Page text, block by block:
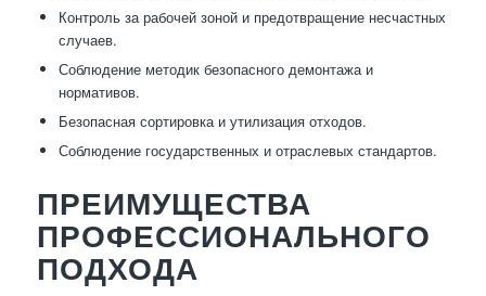
Контроль за рабочей зоной и предотвращение несчастных
случаев.
Соблюдение методик безопасного демонтажа и
нормативов.
Безопасная сортировка и утилизация отходов.
Соблюдение государственных и отраслевых стандартов.
ПРЕИМУЩЕСТВА
ПРОФЕССИОНАЛЬНОГО
ПОДХОДА